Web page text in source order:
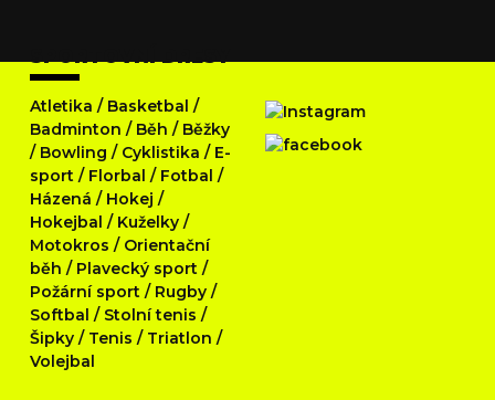
SPORTOVNÍ DRESY
Atletika / Basketbal /
Badminton / Běh / Běžky
/ Bowling / Cyklistika / E-
sport / Florbal / Fotbal /
Házená / Hokej /
Hokejbal / Kuželky /
Motokros / Orientační
běh / Plavecký sport /
Požární sport / Rugby /
Softbal / Stolní tenis /
Šipky / Tenis / Triatlon /
Volejbal